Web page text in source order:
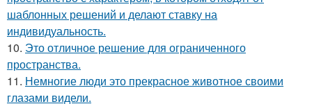
шаблонных решений и делают ставку на
индивидуальность.
10. Это отличное решение для ограниченного
пространства.
11. Немногие люди это прекрасное животное своими
глазами видели.